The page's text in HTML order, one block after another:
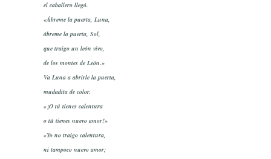
el caballero llegó.
«Ábreme la puerta, Luna,
ábreme la puerta, Sol,
que traigo un león vivo,
de los montes de León.»
Va Luna a abrirle la puerta,
mudadita de color.
«¡O tú tienes calentura
o tú tienes nuevo amor!»
«Yo no traigo calentura,
ni tampoco nuevo amor;